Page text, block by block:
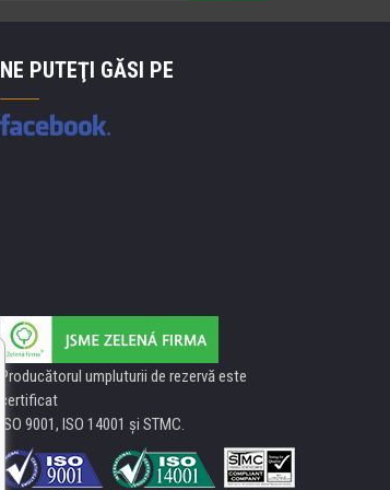
NE PUTEŢI GĂSI PE
Producătorul umpluturii de rezervă este
certificat
ISO 9001, ISO 14001 şi STMC.